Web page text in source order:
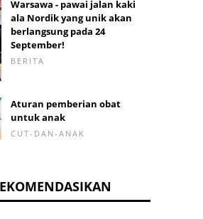
Warsawa - pawai jalan kaki
ala Nordik yang unik akan
berlangsung pada 24
September!
BERITA
Aturan pemberian obat
untuk anak
CUT-DAN-ANAK